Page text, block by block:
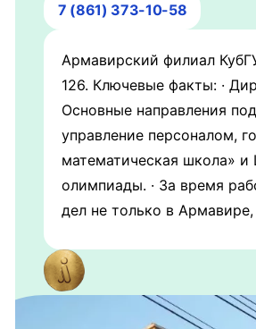
7 (861) 373-10-58
Армавирский филиал
126. Ключевые факты: ·
Основные направления
управление персоналом,
математическая школа» и
олимпиады. · За время
дел не только в